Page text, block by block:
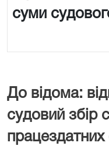
суми
До відома:
судовий збір
працездатних